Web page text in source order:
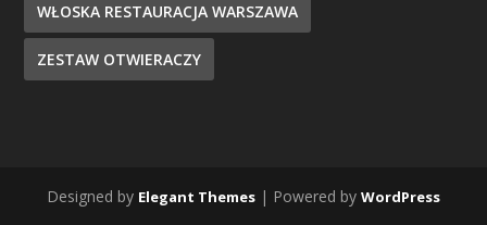
WŁOSKA RESTAURACJA WARSZAWA
ZESTAW OTWIERACZY
Designed by Elegant Themes | Powered by WordPress